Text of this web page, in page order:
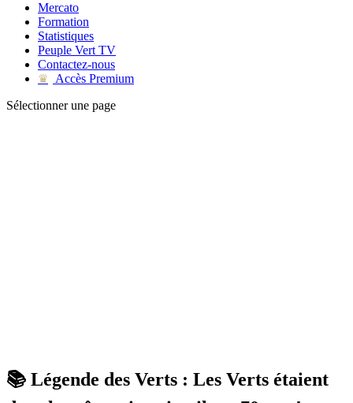
Mercato
Formation
Statistiques
Peuple Vert TV
Contactez-nous
♛
Accès Premium
Sélectionner une page
📚 Légende des Verts : Les Verts étaient